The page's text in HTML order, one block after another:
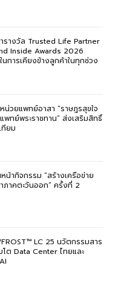
างวัล Trusted Life Partner
Inside Awards 2026
การเคียงข้างลูกค้าในทุกช่วง
วยแพทย์อาสา “ราษฎรสุขใจ
ทย์พระราชทาน” ส่งเสริมสิทธิ์
ทียม
น้ากิจกรรม “สร้างเครือข่าย
ภาคตะวันออก” ครั้งที่ 2
LC 25 นวัตกรรมสาร
ต Data Center ไทยและ